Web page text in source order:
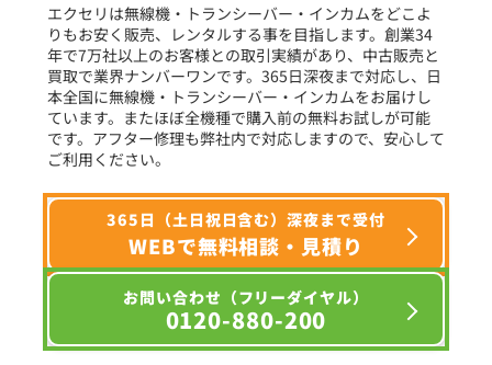
選択条件をリセット
エクセリは無線機・トランシーバー・インカムをどこよ
りもお安く販売、レンタルする事を目指します。創業34
年で7万社以上のお客様との取引実績があり、中古販売と
買取で業界ナンバーワンです。365日深夜まで対応し、日
本全国に無線機・トランシーバー・インカムをお届けし
ています。またほぼ全機種で購入前の無料お試しが可能
です。アフター修理も弊社内で対応しますので、安心して
ご利用ください。
365日（土日祝日含む）深夜まで受付
WEBで無料相談・見積り
お問い合わせ（フリーダイヤル）
0120-880-200